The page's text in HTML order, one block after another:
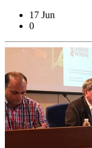
17 Jun
0